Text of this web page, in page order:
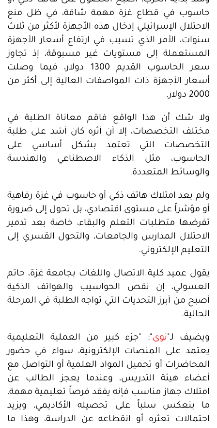
حاسوب في قطاع غزة مهمة شاقة، في ظل منع
الاحتلال الإسرائيلي إدخال هذه الأجهزة لأكثر من ثلاث
سنوات، الأمر الذي تسبب في ارتفاع أسعار الأجهزة
المستعملة إلى مستويات غير مسبوقة، إذ تجاوز
سعر الحاسوب القديم 1300 دولار، فيما وصلت
أسعار الأجهزة ذات المواصفات العالية إلى أكثر من
2000 دولار.
ولا شك أن هذا الواقع فاقم معاناة الطلبة في
مختلف التخصصات، إلا أن أثره كان أشد على طلبة
التخصصات التي تعتمد بشكل أساسي على
الحاسوب، مثل الذكاء الاصطناعي والهندسة
والوسائط المتعددة.
ولم يعد امتلاك هاتف ذكي أو حاسوب في غزة رفاهية
أو مؤشراً على مستوى اقتصادي، بل تحول إلى ضرورة
تفرضها متطلبات التعلم والبقاء، خاصة بعد تدمير
الاحتلال المدارس والجامعات، والتحول القسري إلى
التعليم الإلكتروني.
يقول عميد كلية الاتصال واللغات بجامعة غزة، حاتم
العسولي، إن نقص الحواسيب والهواتف الذكية
أصبح من أبرز التحديات التي تواجه الطلبة في المرحلة
الحالية.
ويضيف لـ" نوى ": "جزء كبير من العملية التعليمية
يعتمد على المنصات الإلكترونية، سواء في حضور
المحاضرات أو تحميل المواد العلمية أو التواصل مع
أعضاء هيئة التدريس، وعندما يعجز الطالب عن
امتلاك جهاز مناسب فإنه يفقد فرصاً تعليمية مهمة،
ما ينعكس سلباً على تحصيله الأكاديمي، ويزيد
احتمالات تعثره أو انقطاعه عن الدراسة، وهذا ما